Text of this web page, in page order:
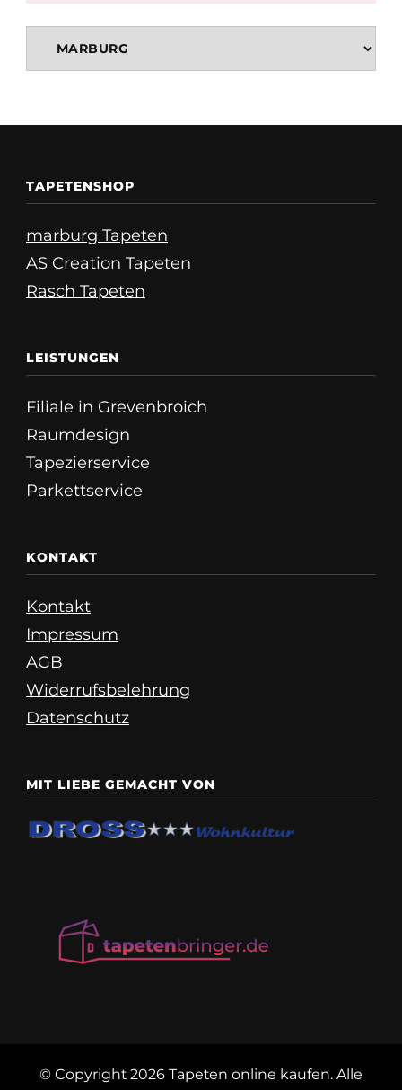
TAPETENSHOP
marburg Tapeten
AS Creation Tapeten
Rasch Tapeten
LEISTUNGEN
Filiale in Grevenbroich
Raumdesign
Tapezierservice
Parkettservice
KONTAKT
Kontakt
Impressum
AGB
Widerrufsbelehrung
Datenschutz
MIT LIEBE GEMACHT VON
© Copyright 2026 Tapeten online kaufen. Alle